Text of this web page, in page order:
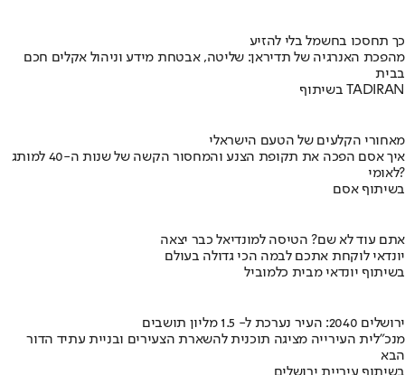
כך תחסכו בחשמל בלי להזיע
מהפכת האנרגיה של תדיראן: שליטה, אבטחת מידע וניהול אקלים חכם
בבית
בשיתוף TADIRAN
מאחורי הקלעים של הטעם הישראלי
איך אסם הפכה את תקופת הצנע והמחסור הקשה של שנות ה-40 למותג
לאומי?
בשיתוף אסם
אתם עוד לא שם? הטיסה למונדיאל כבר יצאה
יונדאי לוקחת אתכם לבמה הכי גדולה בעולם
בשיתוף יונדאי מבית כלמוביל
ירושלים 2040: העיר נערכת ל- 1.5 מליון תושבים
מנכ"לית העירייה מציגה תוכנית להשארת הצעירים ובניית עתיד הדור
הבא